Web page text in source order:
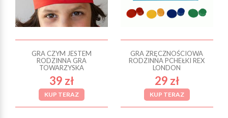
GRA CZYM JESTEM
RODZINNA GRA
TOWARZYSKA
39 zł
KUP TERAZ
GRA ZRĘCZNOŚCIOWA
RODZINNA PCHEŁKI REX
LONDON
29 zł
KUP TERAZ